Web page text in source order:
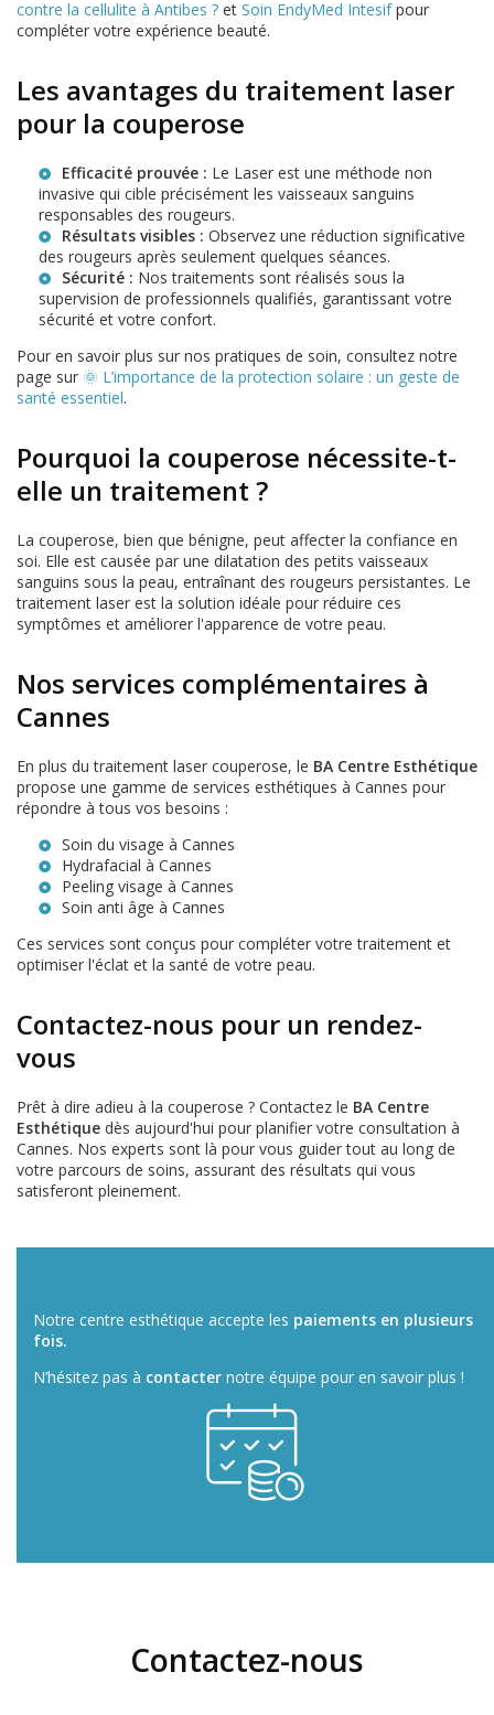
contre la cellulite à Antibes ? et Soin EndyMed Intesifpour
compléter votre expérience beauté.
Les avantages du traitement laser
pour la couperose
Efficacité prouvée : Le Laser est une méthode non
invasive qui cible précisément les vaisseaux sanguins
responsables des rougeurs.
Résultats visibles : Observez une réduction significative
des rougeurs après seulement quelques séances.
Sécurité : Nos traitements sont réalisés sous la
supervision de professionnels qualifiés, garantissant votre
sécurité et votre confort.
Pour en savoir plus sur nos pratiques de soin, consultez notre
page sur 🌞 L’importance de la protection solaire : un geste de
santé essentiel.
Pourquoi la couperose nécessite-t-
elle un traitement ?
La couperose, bien que bénigne, peut affecter la confiance en
soi. Elle est causée par une dilatation des petits vaisseaux
sanguins sous la peau, entraînant des rougeurs persistantes. Le
traitement laser est la solution idéale pour réduire ces
symptômes et améliorer l'apparence de votre peau.
Nos services complémentaires à
Cannes
En plus du traitement laser couperose, le BA Centre Esthétique
propose une gamme de services esthétiques à Cannes pour
répondre à tous vos besoins :
Soin du visage à Cannes
Hydrafacial à Cannes
Peeling visage à Cannes
Soin anti âge à Cannes
Ces services sont conçus pour compléter votre traitement et
optimiser l'éclat et la santé de votre peau.
Contactez-nous pour un rendez-
vous
Prêt à dire adieu à la couperose ? Contactez le BA Centre
Esthétique dès aujourd'hui pour planifier votre consultation à
Cannes. Nos experts sont là pour vous guider tout au long de
votre parcours de soins, assurant des résultats qui vous
satisferont pleinement.
Notre centre esthétique accepte les paiements en plusieurs
fois.
N’hésitez pas à contacter notre équipe pour en savoir plus !
Contactez-nous